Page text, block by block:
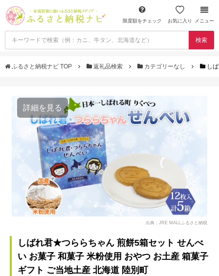
限度額をチェック お気に入り メニュー
検索
ふるさと納税ナビ TOP 返礼品検索 カテゴリーなし し
詳細を見る
出典：JRE MALLふるさと納税
しばれ君★つららちゃん 煎餅5箱セット せんべ
い お菓子 和菓子 米粉使用 おやつ お土産 箱菓子
ギフト ご当地土産 北海道 陸別町